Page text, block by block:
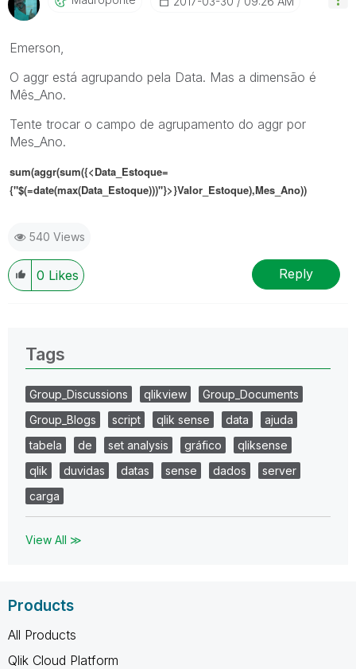
Emerson,
O aggr está agrupando pela Data. Mas a dimensão é
Mês_Ano.
Tente trocar o campo de agrupamento do aggr por
Mes_Ano.
sum(aggr(sum({<Data_Estoque=
{"$(=date(max(Data_Estoque)))"}>}Valor_Estoque),Mes_Ano))
540 Views
0 Likes Reply
Tags
Group_Discussions qlikview
Group_Documents
Group_Blogs
script qlik sense data
ajuda
tabela
de set analysis gráfico
qliksense
qlik
duvidas datas sense dados
server
carga
View All ≫
Products
All Products
Qlik Cloud Platform